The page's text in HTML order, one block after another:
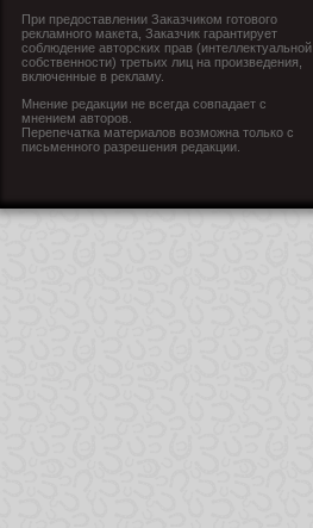
При предоставлении Заказчиком готового
рекламного макета, Заказчик гарантирует
соблюдение авторских прав (интеллектуальной
собственности) третьих лиц на произведения,
включенные в рекламу.
Мнение редакции не всегда совпадает с
мнением авторов.
Перепечатка материалов возможна только с
письменного разрешения редакции.